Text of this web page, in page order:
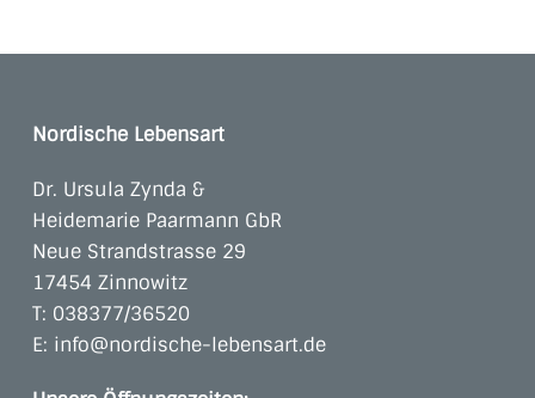
Nordische Lebensart
Dr. Ursula Zynda &
Heidemarie Paarmann GbR
Neue Strandstrasse 29
17454 Zinnowitz
T: 038377/36520
E: info@nordische-lebensart.de